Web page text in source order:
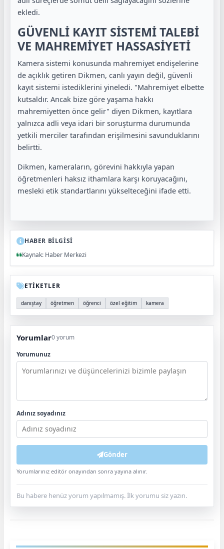
ekledi.
GÜVENLİ KAYIT SİSTEMİ TALEBİ
VE MAHREMİYET HASSASİYETİ
Kamera sistemi konusunda mahremiyet endişelerine
de açıklık getiren Dikmen, canlı yayın değil, güvenli
kayıt sistemi istediklerini yineledi. "Mahremiyet elbette
kutsaldır. Ancak bize göre yaşama hakkı
mahremiyetten önce gelir" diyen Dikmen, kayıtlara
yalnızca adli veya idari bir soruşturma durumunda
yetkili merciler tarafından erişilmesini savunduklarını
belirtti.
Dikmen, kameraların, görevini hakkıyla yapan
öğretmenleri haksız ithamlara karşı koruyacağını,
mesleki etik standartlarını yükselteceğini ifade etti.
HABER BİLGİSİ
Kaynak: Haber Merkezi
ETİKETLER
danıştay öğretmen öğrenci özel eğitim kamera
Yorumlar0 yorum
Yorumunuz
Adınız soyadınız
Gönder
Yorumlarınız editör onayından sonra yayına alınır.
Bu habere henüz yorum yapılmamış. İlk yorumu siz yazın.